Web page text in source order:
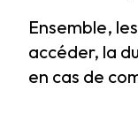
Ensemble,
accéder, la
en cas de